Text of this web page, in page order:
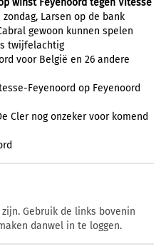
winst Feyenoord tegen Vitesse
Larsen op de bank
gewoon kunnen spelen
twijfelachtig
voor België en 26 andere
Feyenoord op Feyenoord
Cler nog onzeker voor komend
Gebruik de links bovenin
danwel in te loggen.